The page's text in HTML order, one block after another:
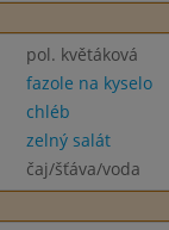
pol. květáková
fazole na kyselo
chléb
zelný salát
čaj/šťáva/voda